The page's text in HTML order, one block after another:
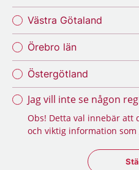
Västra Götaland
Örebro län
Östergötland
Jag vill inte se någon
Obs! Detta val innebär
och viktig information